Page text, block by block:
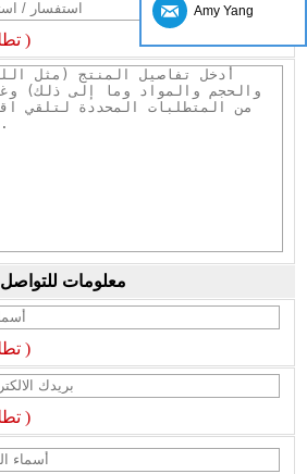
(* تطلب )
معلومات للتواصل
(* تطلب )
(* تطلب )
Amy Yang